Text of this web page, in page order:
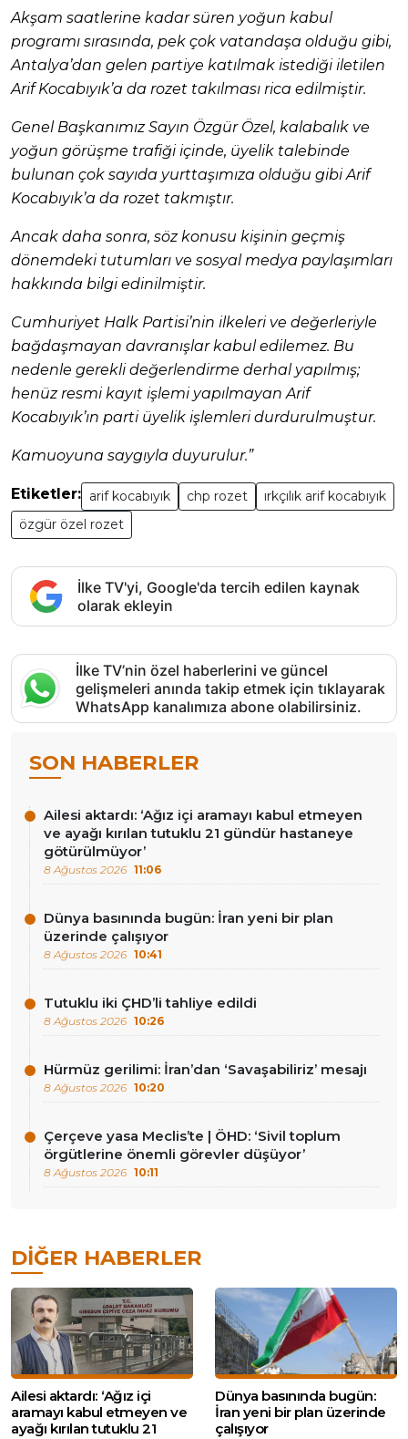
Akşam saatlerine kadar süren yoğun kabul
programı sırasında, pek çok vatandaşa olduğu gibi,
Antalya’dan gelen partiye katılmak istediği iletilen
Arif Kocabıyık’a da rozet takılması rica edilmiştir.
Genel Başkanımız Sayın Özgür Özel, kalabalık ve
yoğun görüşme trafiği içinde, üyelik talebinde
bulunan çok sayıda yurttaşımıza olduğu gibi Arif
Kocabıyık’a da rozet takmıştır.
Ancak daha sonra, söz konusu kişinin geçmiş
dönemdeki tutumları ve sosyal medya paylaşımları
hakkında bilgi edinilmiştir.
Cumhuriyet Halk Partisi’nin ilkeleri ve değerleriyle
bağdaşmayan davranışlar kabul edilemez. Bu
nedenle gerekli değerlendirme derhal yapılmış;
henüz resmi kayıt işlemi yapılmayan Arif
Kocabıyık’ın parti üyelik işlemleri durdurulmuştur.
Kamuoyuna saygıyla duyurulur.”
Etiketler: arif kocabıyık chp rozet
ırkçılık arif kocabıyık
özgür özel rozet
İlke TV'yi, Google'da tercih edilen kaynak
olarak ekleyin
İlke TV’nin özel haberlerini ve güncel
gelişmeleri anında takip etmek için tıklayarak
WhatsApp kanalımıza abone olabilirsiniz.
SON HABERLER
Ailesi aktardı: ‘Ağız içi aramayı kabul etmeyen
ve ayağı kırılan tutuklu 21 gündür hastaneye
götürülmüyor’
8 Ağustos 2026 11:06
Dünya basınında bugün: İran yeni bir plan
üzerinde çalışıyor
8 Ağustos 2026 10:41
Tutuklu iki ÇHD’li tahliye edildi
8 Ağustos 2026 10:26
Hürmüz gerilimi: İran’dan ‘Savaşabiliriz’ mesajı
8 Ağustos 2026 10:20
Çerçeve yasa Meclis’te | ÖHD: ‘Sivil toplum
örgütlerine önemli görevler düşüyor’
8 Ağustos 2026 10:11
DIĞER HABERLER
Ailesi aktardı: ‘Ağız içi
aramayı kabul etmeyen ve
ayağı kırılan tutuklu 21
Dünya basınında bugün:
İran yeni bir plan üzerinde
çalışıyor